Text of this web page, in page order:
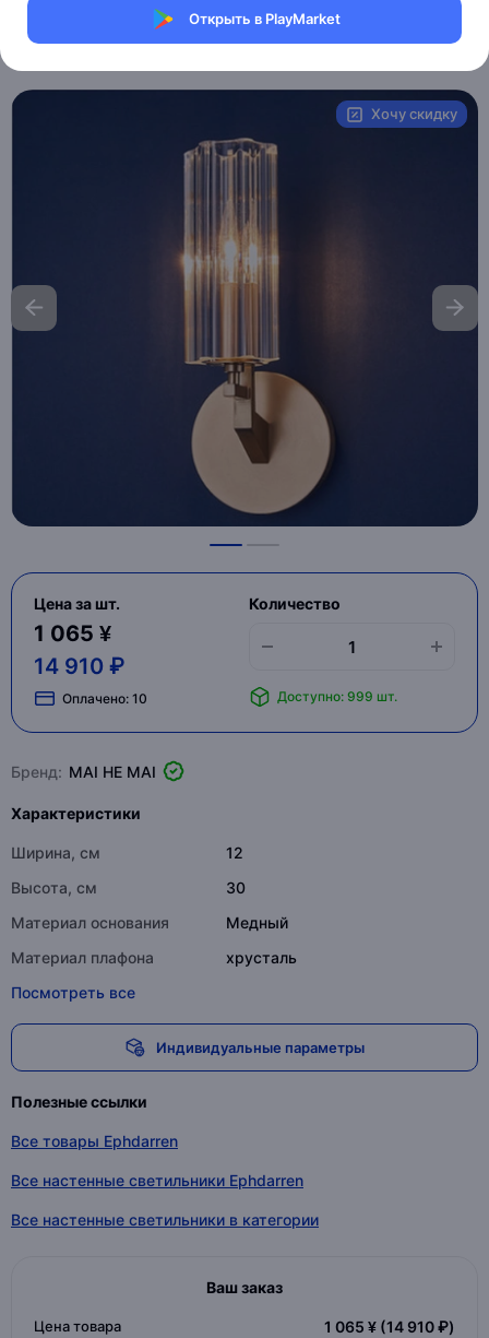
Открыть в PlayMarket
Магазин Ephdarren
Хочу скидку
Цена за шт.
1 065 ¥
14 910 ₽
Оплачено: 10
Количество
Доступно: 999 шт.
Бренд: MAI HE MAI
Характеристики
Ширина, см
12
Высота, см
30
Материал основания
Медный
Материал плафона
хрусталь
Посмотреть все
Индивидуальные параметры
Полезные ссылки
Все товары Ephdarren
Все настенные светильники Ephdarren
Все настенные светильники в категории
Ваш заказ
Цена товара 1 065 ¥ (14 910 ₽)